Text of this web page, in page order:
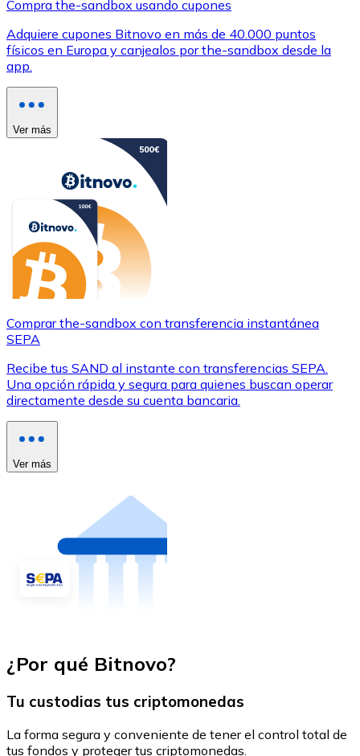
Compra the-sandbox usando cupones
Adquiere cupones Bitnovo en más de 40.000 puntos
físicos en Europa y canjealos por the-sandbox desde la
app.
Ver más
Comprar the-sandbox con transferencia instantánea
SEPA
Recibe tus SAND al instante con transferencias SEPA.
Una opción rápida y segura para quienes buscan operar
directamente desde su cuenta bancaria.
Ver más
¿Por qué Bitnovo?
Tu custodias tus criptomonedas
La forma segura y conveniente de tener el control total de
tus fondos y proteger tus criptomonedas.